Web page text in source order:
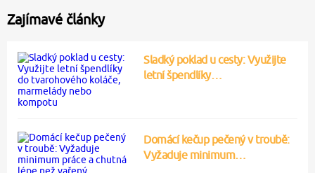
Zajímavé články
Sladký poklad u cesty: Využijte
letní špendlíky…
Domácí kečup pečený v troubě:
Vyžaduje minimum…